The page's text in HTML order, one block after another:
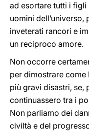
ad esortare tutti i figli
uomini
inveterati rancori e
un reciproco amore.
Non occorre
per dimostrare come
più gravi disastri, se,
continuassero tra i
Non parliamo dei
civiltà e del